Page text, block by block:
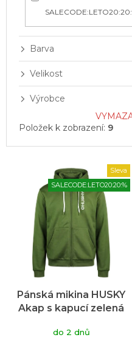
Barva
Velikost
Výrobce
Položek k zobrazení: 9
Sleva
SALECODE:LETO20:20:%
Pánská mikina HUSKY
Akap s kapucí zelená
do 2 dnů